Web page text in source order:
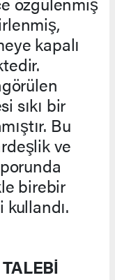
kapalı
sıkı bir
Bu
ve
birebir